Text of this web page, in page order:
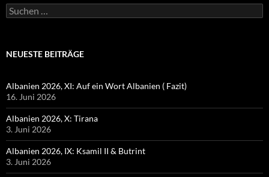
Suchen
nach:
NEUESTE BEITRÄGE
Albanien 2026, XI: Auf ein Wort Albanien ( Fazit)
16. Juni 2026
Albanien 2026, X: Tirana
3. Juni 2026
Albanien 2026, IX: Ksamil II & Butrint
3. Juni 2026